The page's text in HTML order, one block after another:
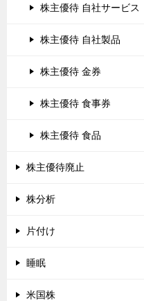
株主優待 自社サービス
株主優待 自社製品
株主優待 金券
株主優待 食事券
株主優待 食品
株主優待廃止
株分析
片付け
睡眠
米国株